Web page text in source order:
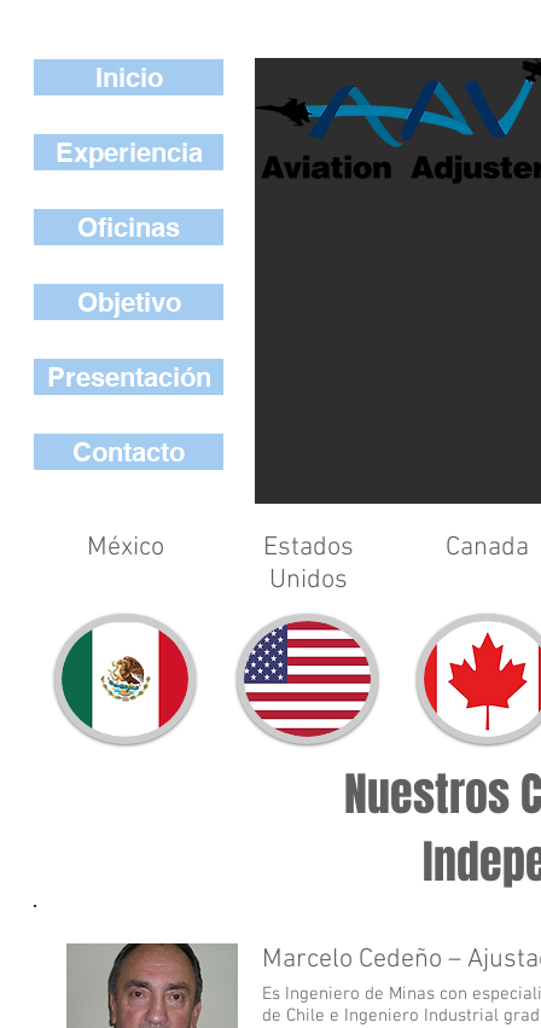
Inicio
Experiencia
Oficinas
Objetivo
Presentación
Contacto
México
Estados
Unidos
Canada
Nuestros
Marcelo Cedeño –
Es Ingeniero de Minas con
de Chile e Ingeniero Industrial